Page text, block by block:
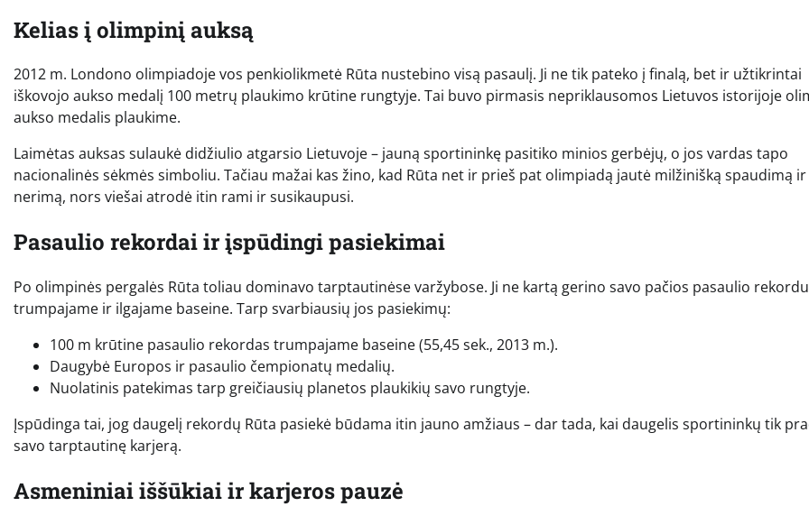
Kelias į olimpinį auksą
2012 m. Londono olimpiadoje vos penkiolikmetė Rūta nustebino visą pasaulį. Ji ne tik pateko į finalą, bet ir užtikrintai
iškovojo aukso medalį 100 metrų plaukimo krūtine rungtyje. Tai buvo pirmasis nepriklausomos Lietuvos istorijoje
aukso medalis plaukime.
Laimėtas auksas sulaukė didžiulio atgarsio Lietuvoje – jauną sportininkę pasitiko minios gerbėjų, o jos vardas tapo
nacionalinės sėkmės simboliu. Tačiau mažai kas žino, kad Rūta net ir prieš pat olimpiadą jautė milžinišką spaudimą ir
nerimą, nors viešai atrodė itin rami ir susikaupusi.
Pasaulio rekordai ir įspūdingi pasiekimai
Po olimpinės pergalės Rūta toliau dominavo tarptautinėse varžybose. Ji ne kartą gerino savo pačios pasaulio
trumpajame ir ilgajame baseine. Tarp svarbiausių jos pasiekimų:
100 m krūtine pasaulio rekordas trumpajame baseine (55,45 sek., 2013 m.).
Daugybė Europos ir pasaulio čempionatų medalių.
Nuolatinis patekimas tarp greičiausių planetos plaukikių savo rungtyje.
Įspūdinga tai, jog daugelį rekordų Rūta pasiekė būdama itin jauno amžiaus – dar tada, kai daugelis sportininkų tik
savo tarptautinę karjerą.
Asmeniniai iššūkiai ir karjeros pauzė